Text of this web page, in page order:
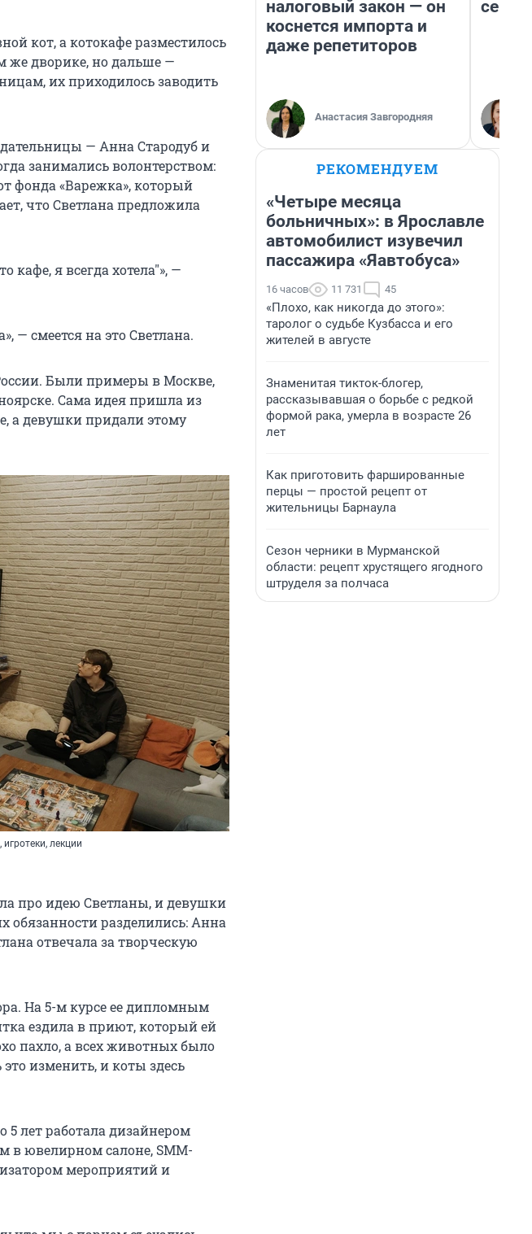
кот, а котокафе разместилось
же дворике, но дальше —
их приходилось заводить
— Анна Стародуб и
занимались волонтерством:
фонда «Варежка», который
что Светлана предложила
кафе, я всегда хотела"», —
— смеется на это Светлана.
Были примеры в Москве,
Сама идея пришла из
а девушки придали этому
лекции
про идею Светланы, и девушки
обязанности разделились: Анна
отвечала за творческую
На 5-м курсе ее дипломным
ездила в приют, который ей
пахло, а всех животных было
изменить, и коты здесь
5 лет работала дизайнером
в ювелирном салоне, SMM-
мероприятий и
налоговый закон — он
коснется импорта и
даже репетиторов
Анастасия Завгородняя
РЕКОМЕНДУЕМ
«Четыре месяца
больничных»: в Ярославле
автомобилист изувечил
пассажира «Яавтобуса»
16 часов 11 731 45
«Плохо, как никогда до этого»:
таролог о судьбе Кузбасса и его
жителей в августе
Знаменитая тикток-блогер,
рассказывавшая о борьбе с редкой
формой рака, умерла в возрасте 26
лет
Как приготовить фаршированные
перцы — простой рецепт от
жительницы Барнаула
Сезон черники в Мурманской
области: рецепт хрустящего ягодного
штруделя за полчаса